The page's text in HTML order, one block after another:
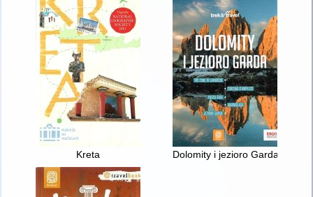
Kreta Dolomity i jezioro Garda